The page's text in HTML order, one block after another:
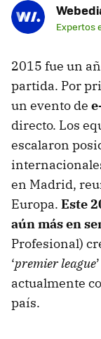
Expertos
2015 fue un
partida. Por
un evento de
directo. Los
escalaron
en Madrid,
Europa. Este
aún más en
Profesional)
‘premier league
actualmente
país.